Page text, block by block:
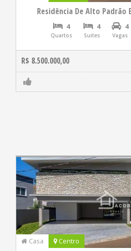
Residência De Alto Padrão
4
Quartos
4
Suites
4
Vagas
R$ 8.500.000,00
Casa Centro